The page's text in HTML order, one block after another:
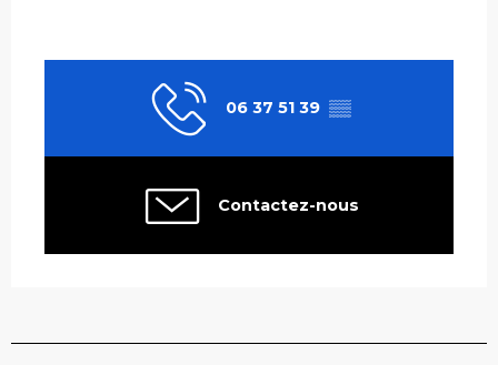
06 37 51 39 ▒▒
Contactez-nous